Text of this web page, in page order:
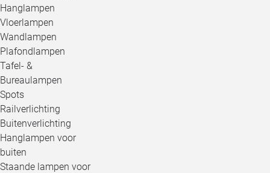
Hanglampen
Vloerlampen
Wandlampen
Plafondlampen
Tafel- &
Bureaulampen
Spots
Railverlichting
Buitenverlichting
Hanglampen voor
buiten
Staande lampen voor